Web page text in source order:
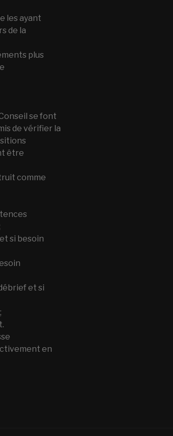
les ayant
de la
plus
se font
de vérifier la
être
comme
si besoin
et si
en